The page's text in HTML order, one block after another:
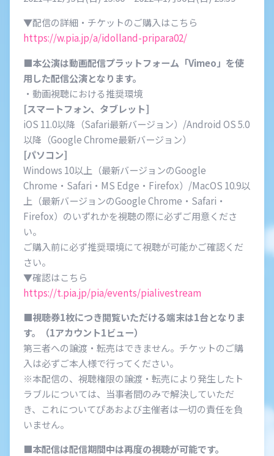
▼配信の詳細・チケットのご購入はこちら
https://w.pia.jp/a/idolland-pripara02/
■本公演は動画配信プラットフォーム「Vimeo」を使
用した配信公演となります。
・動画視聴における推奨環境
[スマートフォン、タブレット]
iOS 11.0以降（Safari最新バージョン）/Android OS 5.0
以降（Google Chrome最新バージョン）
[パソコン]
Windows 10以上（最新バージョンのGoogle
Chrome・Safari・MS Edge・Firefox）/MacOS 10.9以
上（最新バージョンのGoogle Chrome・Safari・
Firefox）のいずれかを視聴の際に必ずご用意くださ
い。
ご購入前に必ず推奨環境にて視聴が可能かご確認くだ
さい。
▼確認はこちら
https://t.pia.jp/pia/events/pialivestream
■視聴券1枚につき閲覧いただける端末は1台となりま
す。（1アカウント1ビュー）
第三者への譲渡・転売はできません。チケットのご購
入は必ずご本人様で行ってください。
※本配信の、視聴権限の譲渡・転売により発生したト
ラブルについては、当事者間のみで解決していただ
き、これについてぴあおよび主催者は一切の責任を負
いません。
■本配信は配信期間中は再度の視聴が可能です。